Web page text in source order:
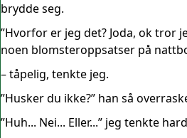
brydde seg.
”Hvorfor er jeg det? Joda, ok tror
noen blomsteroppsatser på
– tåpelig, tenkte jeg.
”Husker du ikke?” han så
”Huh... Nei... Eller...” jeg tenkte